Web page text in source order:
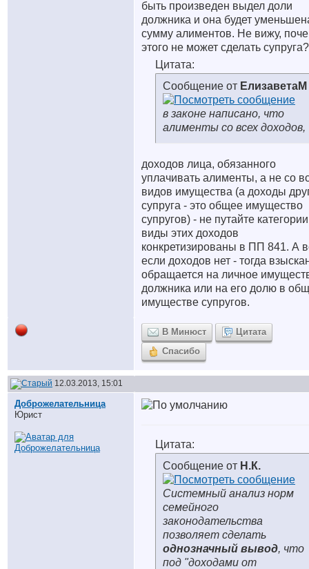
быть произведен выдел доли
должника и она будет
сумму алиментов. Не вижу,
этого не может сделать супруга?
Цитата:
Сообщение от ЕлизаветаМ
в законе написано, что
алименты со всех доходов,
доходов лица, обязанного
уплачивать алименты, а не со
видов имущества (а доходы
супруга - это общее имущество
супругов) - не путайте
виды этих доходов
конкретизированы в ПП 841. А
если доходов нет - тогда
обращается на личное
должника или на его долю в
имуществе супругов.
В Минюст
Цитата
Спасибо
12.03.2013, 15:01
Доброжелательница
Юрист
Цитата:
Сообщение от Н.К.
Системный анализ норм
семейного
законодательства
позволяет сделать
однозначный вывод, что
под "доходами от